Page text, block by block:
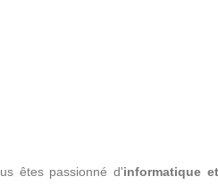
êtes passionné d'informatique